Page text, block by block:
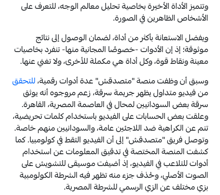
وتتميز الأداة الأخيرة بخاصية تحليل معالم الوجه، للتعرف على
الأشخاص الظاهرين في الصورة.
ويفضل الاستعانة بأكثر من أداة، لضمان الوصول إلى نتائج
موثوقة؛ إذ إن الأدوات -خصوصًا المجانية منها- تنفرد بخاصيات
معينة ونقاط قوة، وكل أداة هي مكملة للأخرى، ولا تغني عنها.
وسبق أن وظفت منصة "متصدقش" عدة أدوات رقمية،للتحقق
من فيديو متداول يظهر جريمة سرقة، زعم مروجوه أنه يوثق
سرقة بعض السودانيين لمحال في العاصمة المصرية، القاهرة.
وعلقت بعض الحسابات على الفيديو باستخدام كلمات تحريضية،
تنم عن الكراهية ضد اللاجئين عامة، والسودانيين منهم خاصة.
وتوصل فريق "متصدقش" إلى أن الفيديو التقط في كولومبيا. كما
كشفت المنصة المختصة في تدقيق المعلومات عن استخدام
أدوات للتلاعب في الفيديو، إذ أضيفت موسيقى للتشويش على
الصوت الأصلي، وحُذف جزء منه تظهر فيه الشرطة الكولومبية
بزي مختلف عن الزي الرسمي للشرطة المصرية.